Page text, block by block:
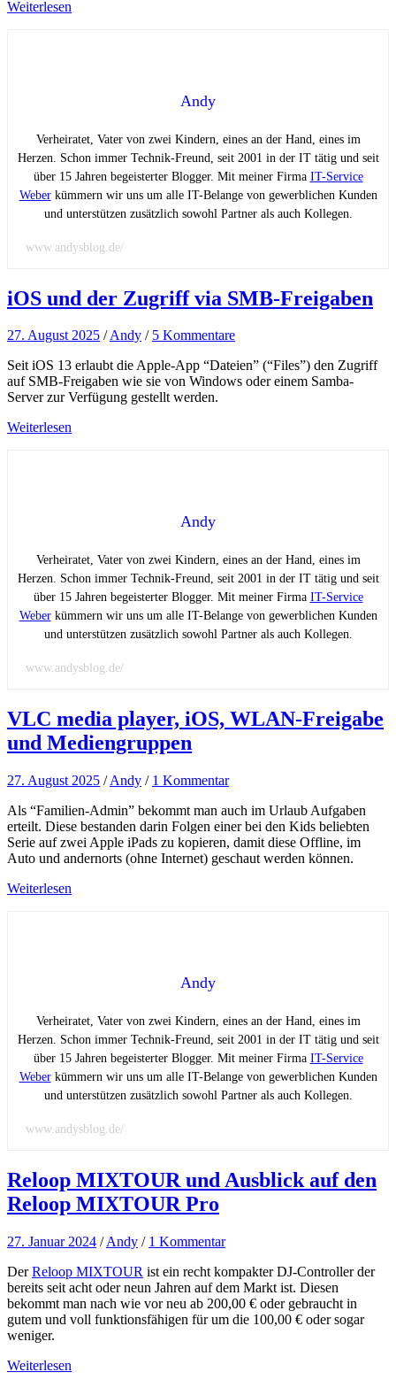
Weiterlesen
Andy
Verheiratet, Vater von zwei Kindern, eines an der Hand, eines im
Herzen. Schon immer Technik-Freund, seit 2001 in der IT tätig und seit
über 15 Jahren begeisterter Blogger. Mit meiner Firma IT-Service
Weberkümmern wir uns um alle IT-Belange von gewerblichen Kunden
und unterstützen zusätzlich sowohl Partner als auch Kollegen.
www.andysblog.de/
iOS und der Zugriff via SMB-Freigaben
27. August 2025 /Andy / 5 Kommentare
Seit iOS 13 erlaubt die Apple-App “Dateien” (“Files”) den Zugriff
auf SMB-Freigaben wie sie von Windows oder einem Samba-
Server zur Verfügung gestellt werden.
Weiterlesen
Andy
Verheiratet, Vater von zwei Kindern, eines an der Hand, eines im
Herzen. Schon immer Technik-Freund, seit 2001 in der IT tätig und seit
über 15 Jahren begeisterter Blogger. Mit meiner Firma IT-Service
Weberkümmern wir uns um alle IT-Belange von gewerblichen Kunden
und unterstützen zusätzlich sowohl Partner als auch Kollegen.
www.andysblog.de/
VLC media player, iOS, WLAN-Freigabe
und Mediengruppen
27. August 2025 /Andy / 1 Kommentar
Als “Familien-Admin” bekommt man auch im Urlaub Aufgaben
erteilt. Diese bestanden darin Folgen einer bei den Kids beliebten
Serie auf zwei Apple iPads zu kopieren, damit diese Offline, im
Auto und andernorts (ohne Internet) geschaut werden können.
Weiterlesen
Andy
Verheiratet, Vater von zwei Kindern, eines an der Hand, eines im
Herzen. Schon immer Technik-Freund, seit 2001 in der IT tätig und seit
über 15 Jahren begeisterter Blogger. Mit meiner Firma IT-Service
Weberkümmern wir uns um alle IT-Belange von gewerblichen Kunden
und unterstützen zusätzlich sowohl Partner als auch Kollegen.
www.andysblog.de/
Reloop MIXTOUR und Ausblick auf den
Reloop MIXTOUR Pro
27. Januar 2024 /Andy / 1 Kommentar
DerReloop MIXTOUR ist ein recht kompakter DJ-Controller der
bereits seit acht oder neun Jahren auf dem Markt ist. Diesen
bekommt man nach wie vor neu ab 200,00 € oder gebraucht in
gutem und voll funktionsfähigen für um die 100,00 € oder sogar
weniger.
Weiterlesen